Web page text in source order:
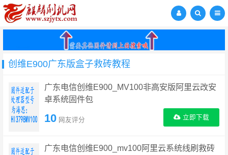
创维E900广东版盒子救砖教程
广东电信创维E900_MV100非高安版阿里云改安
卓系统固件包
10 网友评分 立即下载
广东电信创维E900_mv100阿里云系统线刷救砖